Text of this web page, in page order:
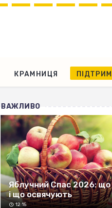
КРАМНИЦЯ
ВАЖЛИВО
Яблучний Спас 2026:
і що освячують
12:15